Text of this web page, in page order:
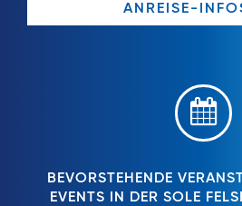
ANREISE-
BEVORSTEHENDE
EVENTS IN DER SOLE